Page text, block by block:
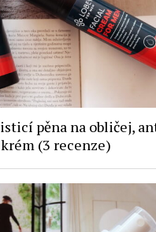
pěna na obličej,
(3 recenze)